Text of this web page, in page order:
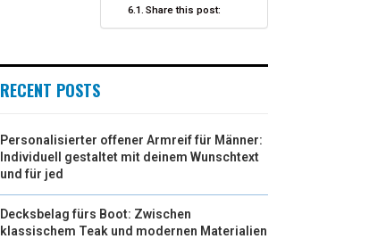
Share this post:
RECENT POSTS
Personalisierter offener Armreif für Männer:
Individuell gestaltet mit deinem Wunschtext
und für jed
Decksbelag fürs Boot: Zwischen
klassischem Teak und modernen Materialien